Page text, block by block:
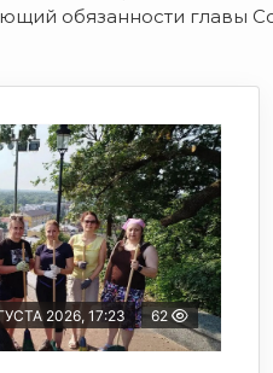
обязанности главы
2026, 17:23 62